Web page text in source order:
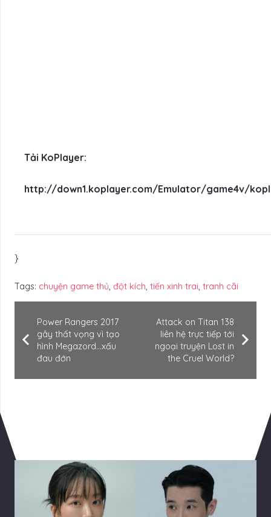
Tải KoPlayer:
http://down1.koplayer.com/Emulator/game4v/
}
Tags: chuyện game thủ, đột kích, tiến xinh trai, tranh cãi
Power Rangers 2017
gây thất vọng vì tạo
hình Megazord…xấu
đau đớn
Attack on Titan 138
liên hệ trực tiếp tới
ngoại truyện Lost in
the Cruel World?